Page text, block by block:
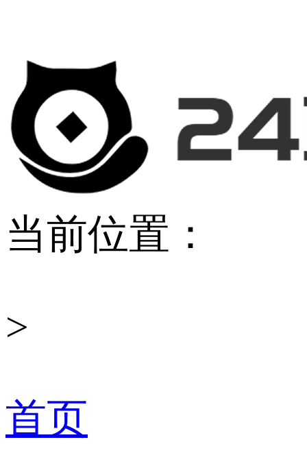
当前位置：
>
首页